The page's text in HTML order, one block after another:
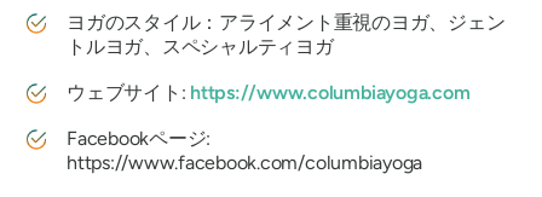
ヨガのスタイル：アライメント重視のヨガ、ジェン
トルヨガ、スペシャルティヨガ
ウェブサイト: https://www.columbiayoga.com
Facebookページ:
https://www.facebook.com/columbiayoga